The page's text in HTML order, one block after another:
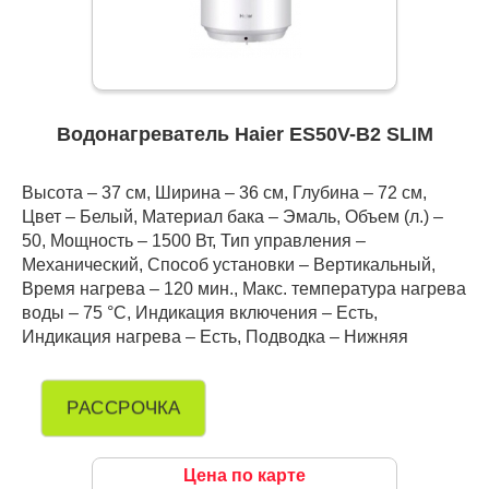
Водонагреватель Haier ES50V-B2 SLIM
Высота – 37 см, Ширина – 36 см, Глубина – 72 см,
Цвет – Белый, Материал бака – Эмаль, Объем (л.) –
50, Мощность – 1500 Вт, Тип управления –
Механический, Способ установки – Вертикальный,
Время нагрева – 120 мин., Макс. температура нагрева
воды – 75 °С, Индикация включения – Есть,
Индикация нагрева – Есть, Подводка – Нижняя
РАССРОЧКА
Цена по карте